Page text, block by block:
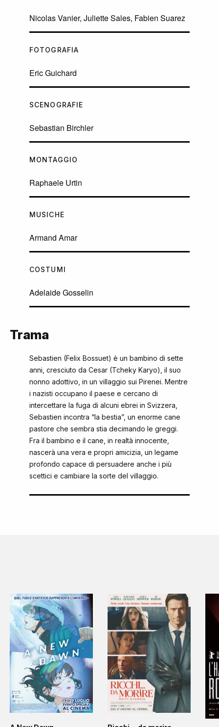
Nicolas Vanier, Juliette Sales, Fabien Suarez
FOTOGRAFIA
Eric Guichard
SCENOGRAFIE
Sebastian Birchler
MONTAGGIO
Raphaele Urtin
MUSICHE
Armand Amar
COSTUMI
Adelaide Gosselin
Trama
Sebastien (Felix Bossuet) è un bambino di sette
anni, cresciuto da Cesar (Tcheky Karyo), il suo
nonno adottivo, in un villaggio sui Pirenei. Mentre
i nazisti occupano il paese e cercano di
intercettare la fuga di alcuni ebrei in Svizzera,
Sebastien incontra “la bestia”, un enorme cane
pastore che sembra stia decimando le greggi.
Fra il bambino e il cane, in realtà innocente,
nascerà una vera e propri amicizia, un legame
profondo capace di persuadere anche i più
scettici e cambiare la sorte del villaggio.